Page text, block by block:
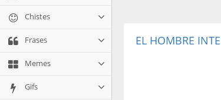
Chistes
Frases
Memes
Gifs
EL HOMBRE